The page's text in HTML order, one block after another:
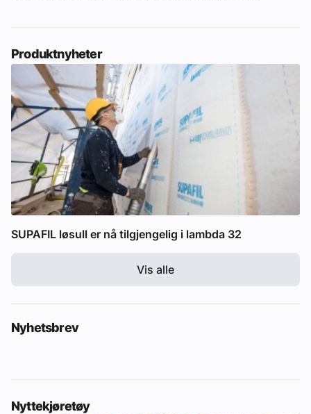
Produktnyheter
SUPAFIL løsull er nå tilgjengelig i lambda 32
Vis alle
Nyhetsbrev
Nyttekjøretøy